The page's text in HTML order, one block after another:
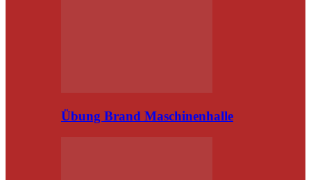
Übung Brand Maschinenhalle